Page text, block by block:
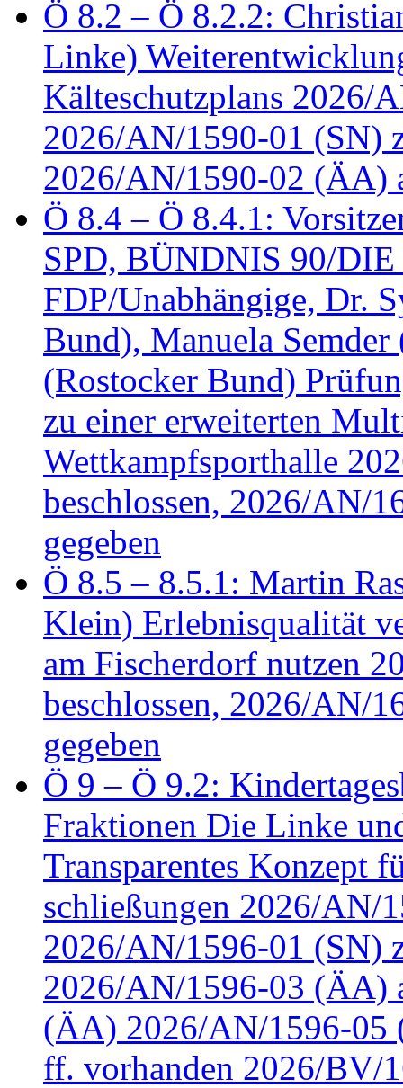
Ö 8.2 – Ö 8.2.2:
Linke)
Kälteschutzplans 2026/
2026/AN/1590-01 (SN)
2026/AN/1590-02 (ÄA)
Ö 8.4 – Ö 8.4.1:
SPD, BÜNDNIS 90/
FDP/Unabhängige, Dr.
Bund), Manuela
(Rostocker Bund)
zu einer erweiterten
Wettkampfsporthalle
beschlossen, 2026/AN/
gegeben
Ö 8.5 – 8.5.1: Martin
Klein) Erlebnisqualität
am Fischerdorf nutzen
beschlossen, 2026/AN/
gegeben
Ö 9 – Ö 9.2:
Fraktionen Die Linke
Transparentes Konzept
schließungen 2026/AN/
2026/AN/1596-01 (SN)
2026/AN/1596-03 (ÄA)
(ÄA) 2026/AN/1596-05
ff. vorhanden 2026/BV/